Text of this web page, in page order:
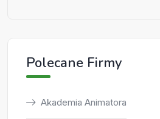
Polecane Firmy
Akademia Animatora